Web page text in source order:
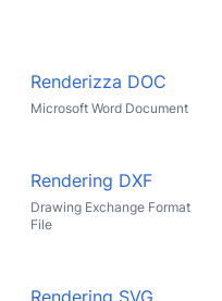
Renderizza DOC
Microsoft Word Document
Rendering DXF
Drawing Exchange Format
File